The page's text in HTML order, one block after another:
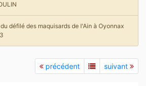
défilé des maquisards de l'Ain à Oyonnax
précédent suivant